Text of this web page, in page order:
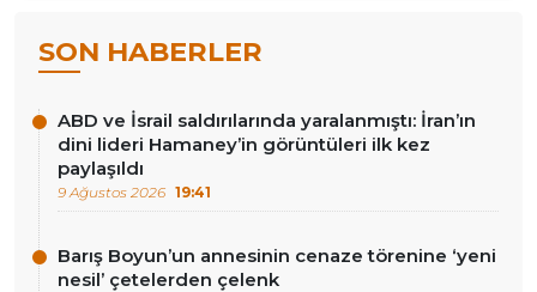
SON HABERLER
ABD ve İsrail saldırılarında yaralanmıştı: İran’ın
dini lideri Hamaney’in görüntüleri ilk kez
paylaşıldı
9 Ağustos 2026 19:41
Barış Boyun’un annesinin cenaze törenine ‘yeni
nesil’ çetelerden çelenk